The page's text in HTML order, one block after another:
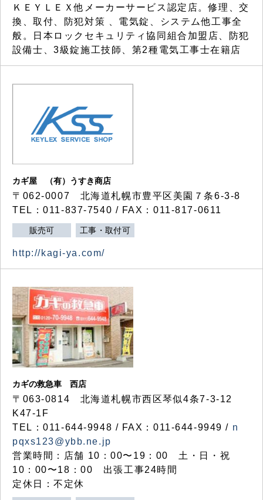
ＫＥＹＬＥＸ他メーカーサービス認定店。修理、交
換、取付、防犯対策 、電気錠、システム他工事全
般。日本ロックセキュリティ協同組合加盟店、防犯
設備士、3級錠施工技師、第2種電気工事士在籍店
カギ屋 （有）うすき商店
〒062-0007 北海道札幌市豊平区美園７条6-3-8
TEL：011-837-7540 / FAX：011-817-0611
販売可 工事・取付可
http://kagi-ya.com/
カギの救急車 西店
〒063-0814 北海道札幌市西区琴似4条7-3-12
K47-1F
TEL：011-644-9948 / FAX：011-644-9949 / n
pqxs123@ybb.ne.jp
営業時間：店舗 10：00〜19：00 土・日・祝
10：00〜18：00 出張工事24時間
定休日：不定休